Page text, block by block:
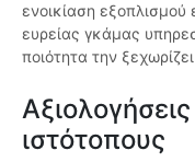
ενοικίαση
ευρείας γκάμας
ποιότητα την
ιστότοπους